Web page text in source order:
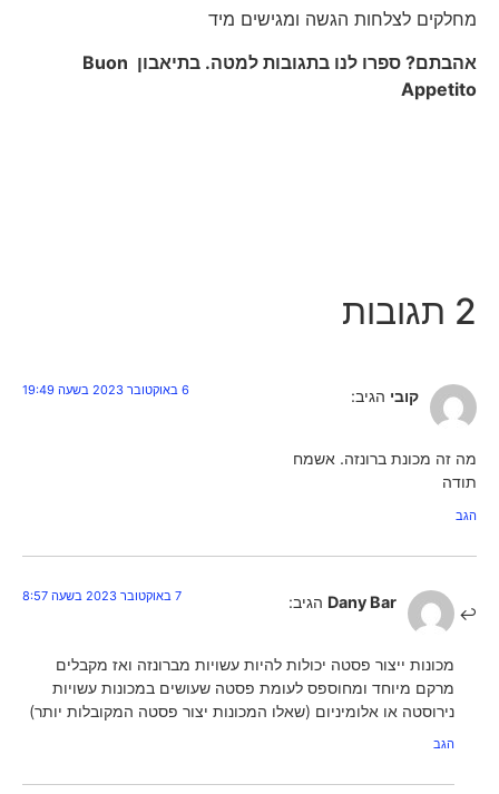
מחלקים לצלחות הגשה ומגישים מיד
אהבתם? ספרו לנו בתגובות למטה. בתיאבון Buon
Appetito
קובי הגיב:
מה זה מכונת ברונזה. אשמח
תודה
Dany Bar הגיב:
מכונות ייצור פסטה יכולות להיות עשויות מברונזה ואז מקבלים
מרקם מיוחד ומחוספס לעומת פסטה שעושים במכונות עשויות
נירוסטה או אלומיניום (שאלו המכונות יצור פסטה המקובלות יותר)